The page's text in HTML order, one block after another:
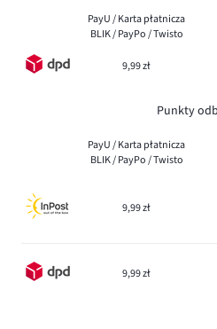
PayU / Karta płatnicza
BLIK / PayPo / Twisto
9,99 zł
Punkty
PayU / Karta płatnicza
BLIK / PayPo / Twisto
9,99 zł
9,99 zł